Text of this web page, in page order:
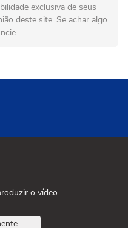
exclusiva de seus
deste site. Se achar algo
o vídeo